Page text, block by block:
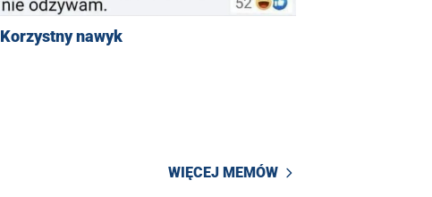
Korzystny nawyk
WIĘCEJ MEMÓW